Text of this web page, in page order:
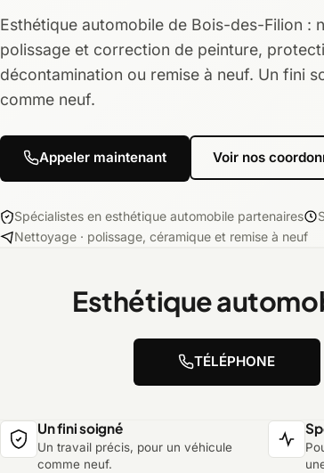
Montréal
Saguenay-Lac-Saint-Jean
Esthétique automobile de Bois-des-Filion :
polissage et correction de peinture,
décontamination ou remise à neuf. Un fini
comme neuf.
Appeler maintenant Voir nos
Spécialistes en esthétique automobile partenaires
Nettoyage · polissage, céramique et remise à neuf
Esthétique
TÉLÉPHONE
Un fini soigné
Un travail précis, pour un véhicule
comme neuf.